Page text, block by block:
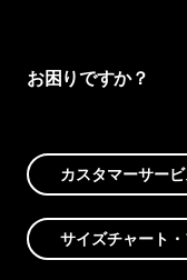
お困りですか？
カスタマーサー
サイズチャート